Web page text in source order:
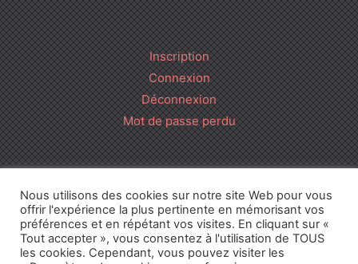
Inscription
Connexion
Déconnexion
Mot de passe perdu
Cours BTS Diététique • 2016-2026 • CGU • Mentions Légales
Politique de confidentialité
• Réalisation
Nous utilisons des cookies sur notre site Web pour vous
offrir l'expérience la plus pertinente en mémorisant vos
préférences et en répétant vos visites. En cliquant sur «
Tout accepter », vous consentez à l'utilisation de TOUS
les cookies. Cependant, vous pouvez visiter les